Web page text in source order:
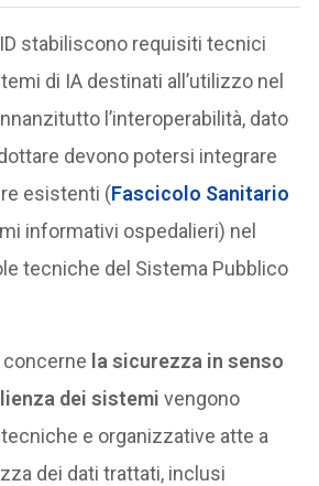
stabiliscono requisiti tecnici
di IA destinati all’utilizzo nel
l’interoperabilità, dato
devono potersi integrare
esistenti (Fascicolo Sanitario
informativi ospedalieri) nel
tecniche del Sistema Pubblico
la sicurezza in senso
dei sistemivengono
e organizzative atte a
dei dati trattati, inclusi